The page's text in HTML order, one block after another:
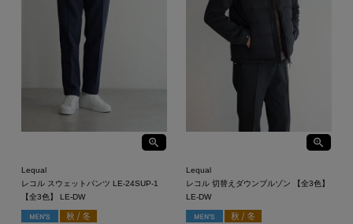
Lequal
レコル スウェットパンツ LE-24SUP-1
【全3色】 LE-DW
Lequal
レコル 切替えダウンブルゾン 【全3色】
LE-DW